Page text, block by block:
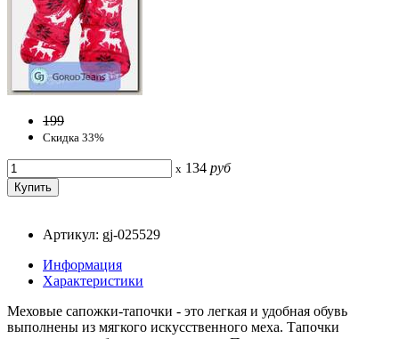
199
Скидка 33%
x 134 руб
Артикул: gj-025529
Информация
Характеристики
Меховые сапожки-тапочки - это легкая и удобная обувь
выполнены из мягкого искусственного меха. Тапочки